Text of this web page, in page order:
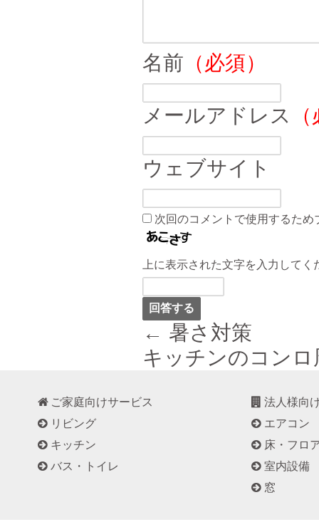
名前 （必須）
メールアドレス
ウェブサイト
次回のコメントで使用するた
上に表示された文字を入力してく
← 暑さ対策
キッチンのコン
ご家庭向けサービス
リビング
キッチン
バス・トイレ
法人様向
エアコン
床・フロ
室内設備
窓